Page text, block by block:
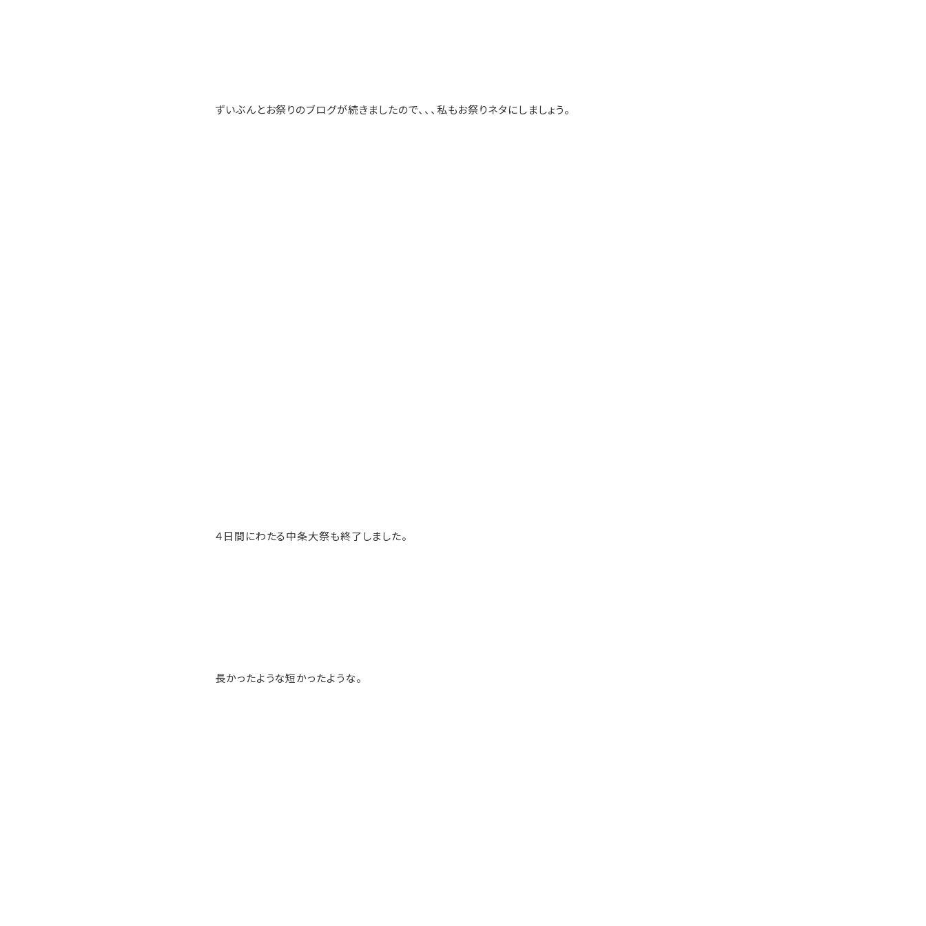
ずいぶんとお祭りのブログが続きましたので、、、私もお祭りネタにしましょう。
４日間にわたる中条大祭も終了しました。
長かったような短かったような。